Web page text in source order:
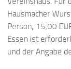
Hausmacher
Person, 15,00
Essen ist
und der Angabe